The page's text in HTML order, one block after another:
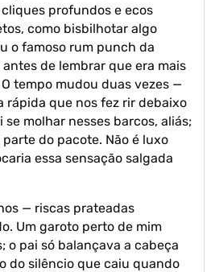
profundos e ecos
como bisbilhotar algo
o famoso rum punch da
de lembrar que era mais
tempo mudou duas vezes —
rápida que nos fez rir debaixo
se molhar nesses barcos, aliás;
do pacote. Não é luxo
essa sensação salgada
— riscas prateadas
Um garoto perto de mim
o pai só balançava a cabeça
do silêncio que caiu quando